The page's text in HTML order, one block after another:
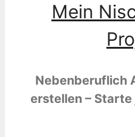
Mein
Nebenberuflich
erstellen –